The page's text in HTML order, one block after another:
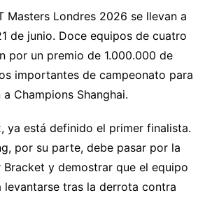
Masters Londres 2026 se llevan a
de junio. Doce equipos de cuatro
por un premio de 1.000.000 de
importantes de campeonato para
Champions Shanghai.
ya está definido el primer finalista.
por su parte, debe pasar por la
y demostrar que el equipo
levantarse tras la derrota contra